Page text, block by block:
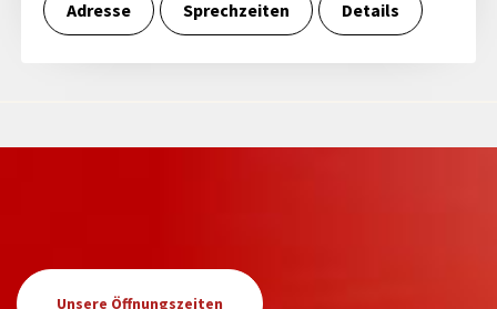
Adresse Sprechzeiten Details
Unsere Öffnungszeiten